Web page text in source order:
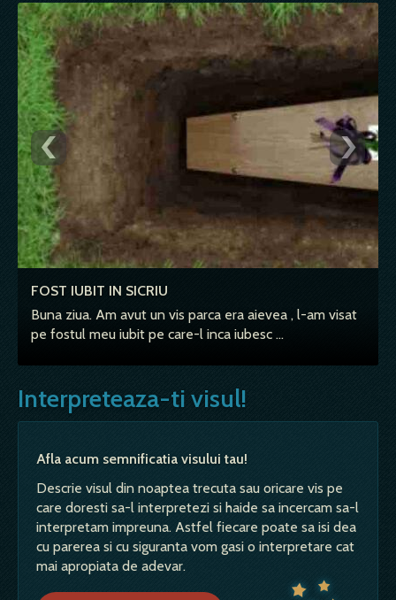
FOST IUBIT IN SICRIU
Buna ziua. Am avut un vis parca era aievea , l-am visat
pe fostul meu iubit pe care-l inca iubesc …
‹ ›
Interpreteaza-ti visul!
Afla acum semnificatia visului tau!
Descrie visul din noaptea trecuta sau oricare vis pe
care doresti sa-l interpretezi si haide sa incercam sa-l
interpretam impreuna. Astfel fiecare poate sa isi dea
cu parerea si cu siguranta vom gasi o interpretare cat
mai apropiata de adevar.